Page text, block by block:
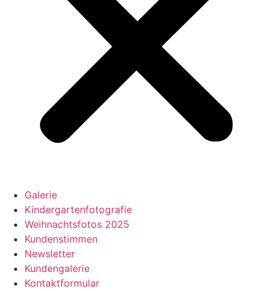
Galerie
Kindergartenfotografie
Weihnachtsfotos 2025
Kundenstimmen
Newsletter
Kundengalerie
Kontaktformular